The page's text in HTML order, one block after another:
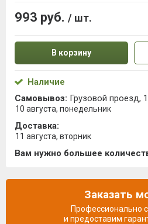
993 руб. / шт.
В корзину
Наличие
Самовывоз: Грузовой проезд,
10 августа, понедельник
Доставка:
11 августа, вторник
Вам нужно большее
Заказать
Профессионально
и предоставим